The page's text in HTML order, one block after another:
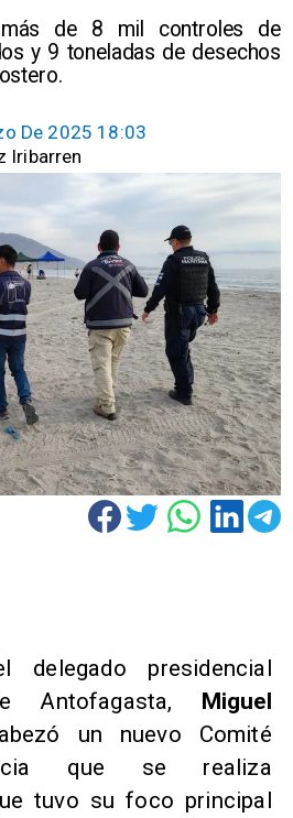
más de 8 mil controles de
y 9 toneladas de desechos
De 2025 18:03
Iribarren
delegado presidencial
Antofagasta, Miguel
un nuevo Comité
que se realiza
tuvo su foco principal